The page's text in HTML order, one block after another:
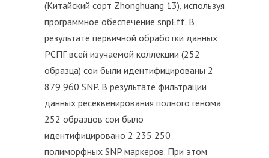
(Китайский сорт Zhonghuang 13), используя
программное обеспечение snpEff. В
результате первичной обработки данных
РСПГ всей изучаемой коллекции (252
образца) сои были идентифицированы 2
879 960 SNP. В результате фильтрации
данных ресеквенирования полного генома
252 образцов сои было
идентифицировано 2 235 250
полиморфных SNP маркеров. При этом